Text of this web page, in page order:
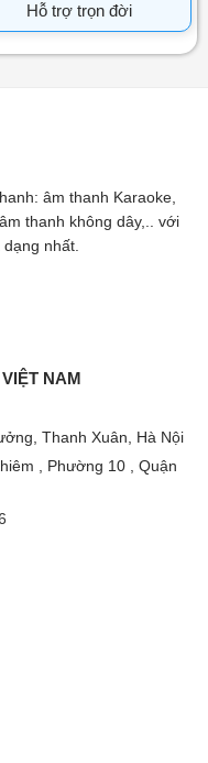
Hỗ trợ trọn đời
âm thanh Karaoke,
thanh không dây,.. với
nhất.
NAM
Thanh Xuân, Hà Nội
, Phường 10 , Quận